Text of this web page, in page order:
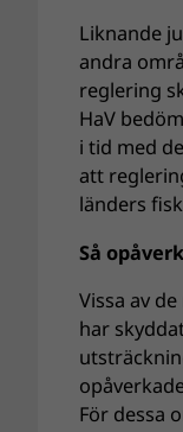
Liknande
andra
reglering
HaV
i tid med
att
länders
Så
Vissa av
har
För dessa